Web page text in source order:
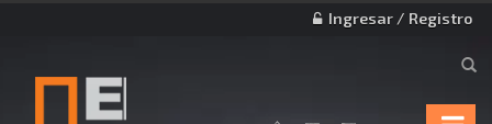
Ingresar / Registro